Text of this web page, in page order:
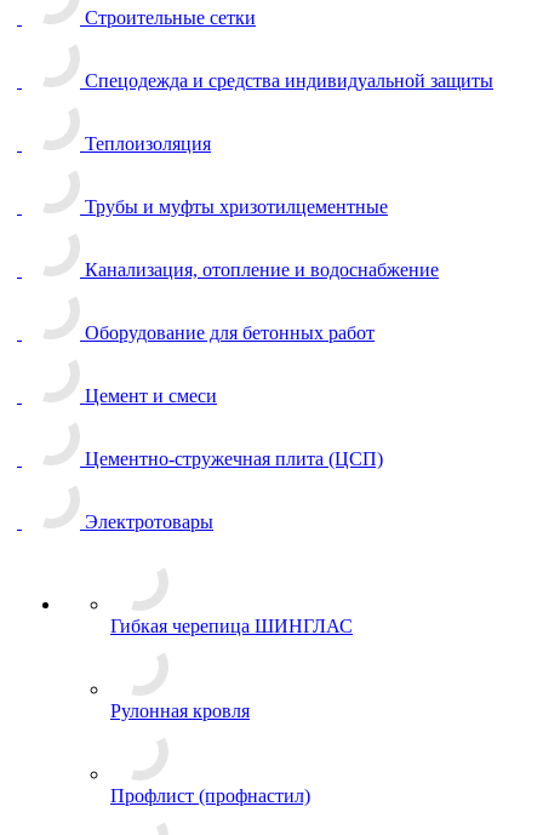
Строительные сетки
Спецодежда и средства индивидуальной защиты
Теплоизоляция
Трубы и муфты хризотилцементные
Канализация, отопление и водоснабжение
Оборудование для бетонных работ
Цемент и смеси
Цементно-стружечная плита (ЦСП)
Электротовары
Гибкая черепица ШИНГЛАС
Рулонная кровля
Профлист (профнастил)